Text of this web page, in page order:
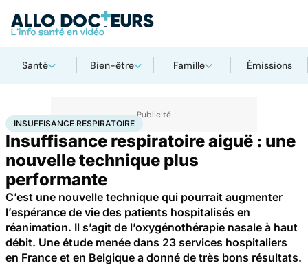
Santé Bien-être Famille Émissions
AccueilSantéInsuffisance respiratoire
INSUFFISANCE RESPIRATOIRE
Insuffisance respiratoire aiguë : une
nouvelle technique plus
performante
C’est une nouvelle technique qui pourrait augmenter
l’espérance de vie des patients hospitalisés en
réanimation. Il s’agit de l’oxygénothérapie nasale à haut
débit. Une étude menée dans 23 services hospitaliers
en France et en Belgique a donné de très bons résultats.